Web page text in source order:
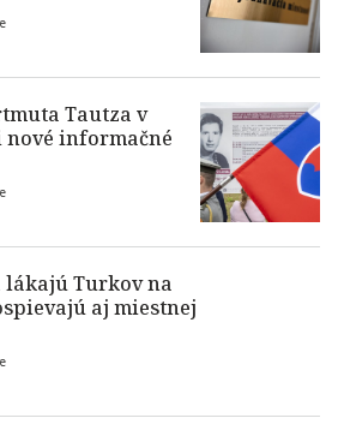
Tautza v
informačné
lákajú Turkov na
aj miestnej